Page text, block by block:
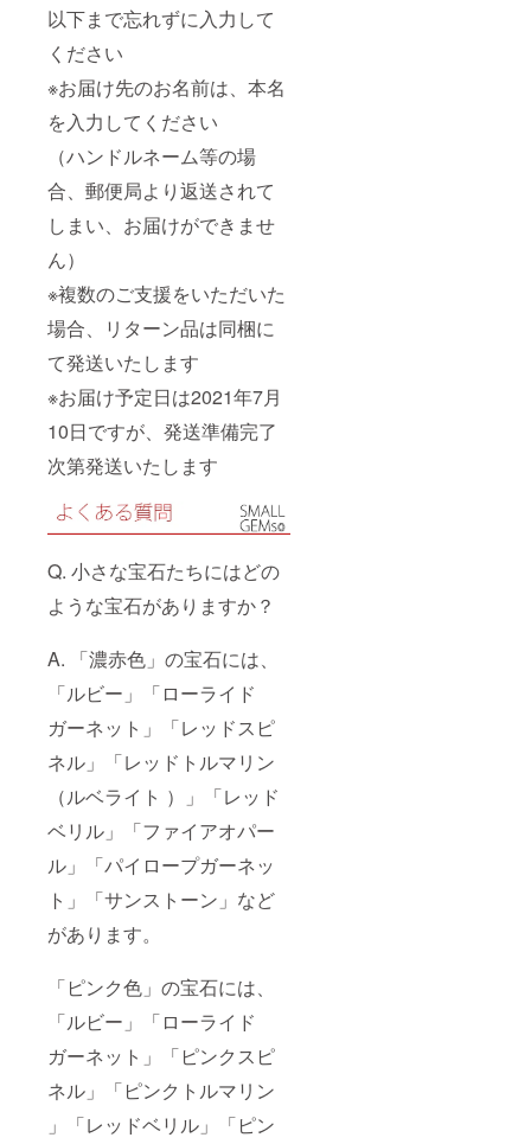
以下まで忘れずに入力して
ください
※お届け先のお名前は、本名
を入力してください
（ハンドルネーム等の場
合、郵便局より返送されて
しまい、お届けができませ
ん）
※複数のご支援をいただいた
場合、リターン品は同梱に
て発送いたします
※お届け予定日は2021年7月
10日ですが、発送準備完了
次第発送いたします
Q. 小さな宝石たちにはどの
ような宝石がありますか？
A. 「濃赤色」の宝石には、
「ルビー」「ローライド
ガーネット」「レッドスピ
ネル」「レッドトルマリン
（ルベライト ）」「レッド
ベリル」「ファイアオパー
ル」「パイロープガーネッ
ト」「サンストーン」など
があります。
「ピンク色」の宝石には、
「ルビー」「ローライド
ガーネット」「ピンクスピ
ネル」「ピンクトルマリン
」「レッドベリル」「ピン